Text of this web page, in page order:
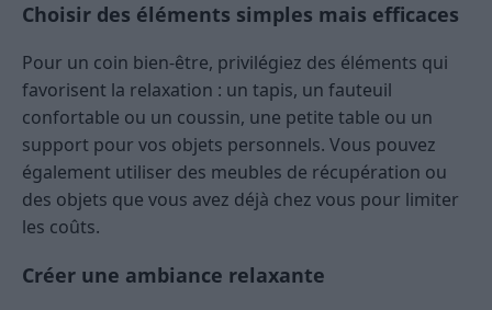
Choisir des éléments simples mais efficaces
Pour un coin bien-être, privilégiez des éléments qui
favorisent la relaxation : un tapis, un fauteuil
confortable ou un coussin, une petite table ou un
support pour vos objets personnels. Vous pouvez
également utiliser des meubles de récupération ou
des objets que vous avez déjà chez vous pour limiter
les coûts.
Créer une ambiance relaxante